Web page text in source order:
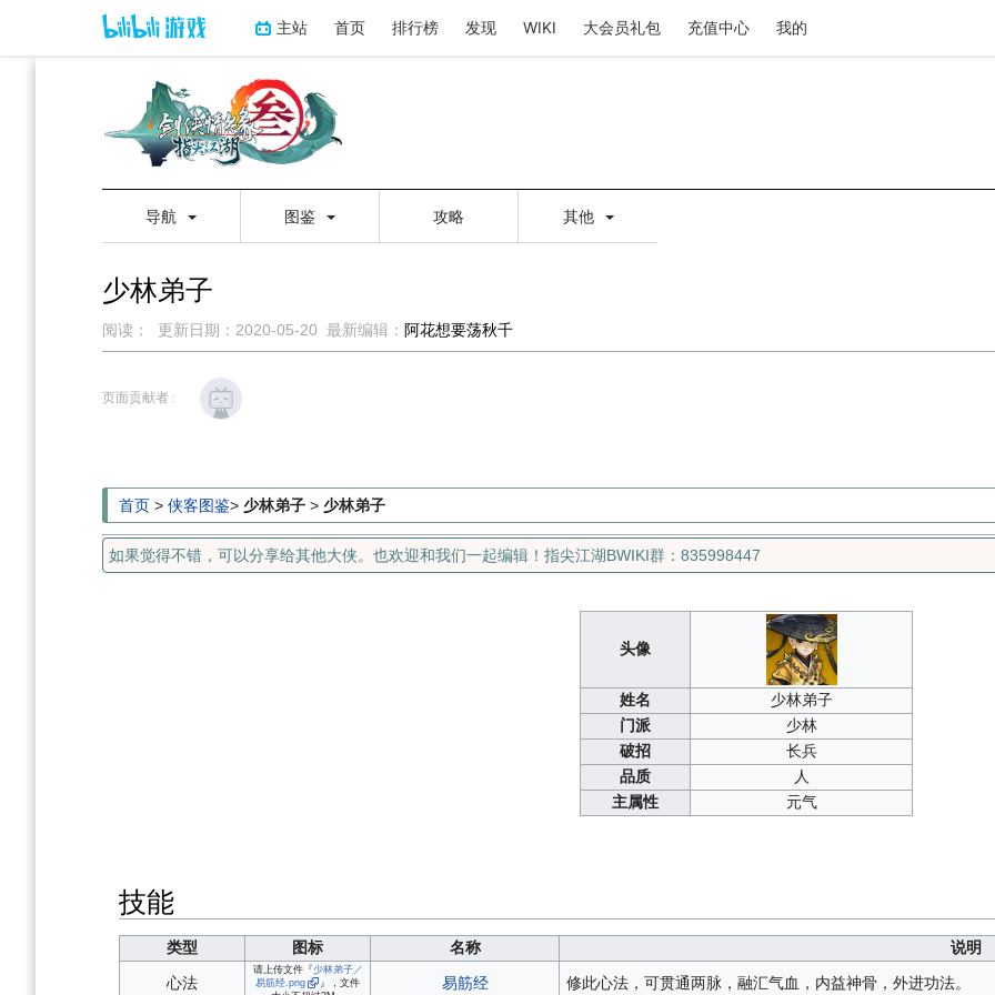
主站 首页 排行榜 发现 WIKI 大会员礼包 充值中心 我的
导航 图鉴 攻略 其他
少林弟子
阅读： 更新日期： 2020-05-20 最新编辑： 阿花想要荡秋千
到
到
页面贡献者 :
首页 > 侠客图鉴> 少林弟子 > 少林弟子
如果觉得不错，可以分享给其他大侠。也欢迎和我们一起编辑！指尖江湖BWIKI群：835998447
头像
姓名
少林弟子
门派
少林
破招
长兵
品质
人
主属性
元气
技能
类型 图标 名称
说明
心法
请上传文件『少林弟子／
易筋经.png
』，文件
易筋经 修此心法，可贯通两脉，融汇气血，内益神骨，外进功法。